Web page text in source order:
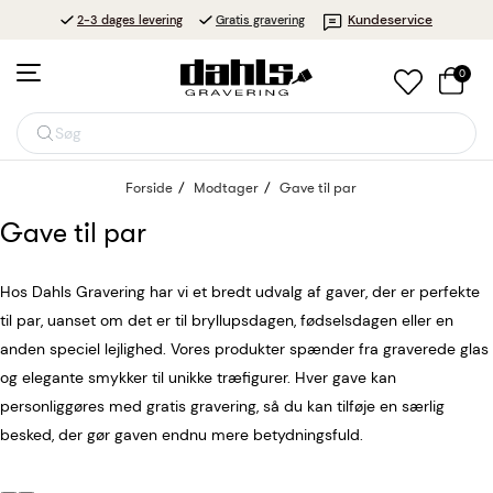
2-3 dages levering Gratis gravering Kundeservice
Søg
0
Forside Modtager Gave til par
Gave til par
Hos Dahls Gravering har vi et bredt udvalg af gaver, der er perfekte
til par, uanset om det er til bryllupsdagen, fødselsdagen eller en
anden speciel lejlighed. Vores produkter spænder fra graverede glas
og elegante smykker til unikke træfigurer. Hver gave kan
personliggøres med gratis gravering, så du kan tilføje en særlig
besked, der gør gaven endnu mere betydningsfuld.